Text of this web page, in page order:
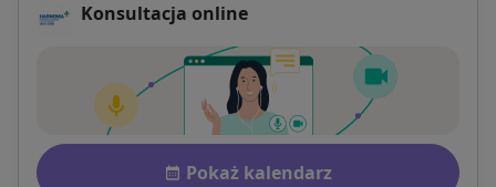
Konsultacja online
Dostępność
Pokaż kalendarz